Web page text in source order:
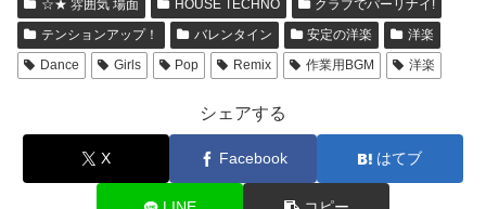
☆★ 雰囲気 場面
HOUSE TECHNO
クラブでパーリナイ!
テンションアップ！
バレンタイン 安定の洋楽
洋楽
Dance
Girls Pop Remix 作業用BGM 洋楽
シェアする
X Facebook はてブ